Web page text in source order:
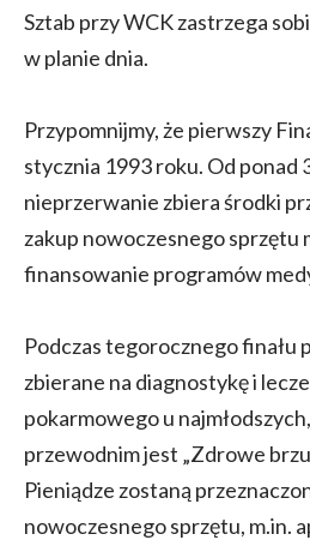
Sztab przy WCK zastrzega
w planie dnia.
Przypomnijmy, że pierwszy
stycznia 1993 roku. Od ponad
nieprzerwanie zbiera środki
zakup nowoczesnego sprzętu
finansowanie programów
Podczas tegorocznego finału
zbierane na diagnostykę i
pokarmowego u
przewodnim jest „Zdrowe
Pieniądze zostaną
nowoczesnego sprzętu, m.in.